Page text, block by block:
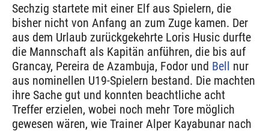
Sechzig startete mit einer Elf aus Spielern, die
bisher nicht von Anfang an zum Zuge kamen. Der
aus dem Urlaub zurückgekehrte Loris Husic durfte
die Mannschaft als Kapitän anführen, die bis auf
Grancay, Pereira de Azambuja, Fodor und Bell nur
aus nominellen U19-Spielern bestand. Die machten
ihre Sache gut und konnten beachtliche acht
Treffer erzielen, wobei noch mehr Tore möglich
gewesen wären, wie Trainer Alper Kayabunar nach